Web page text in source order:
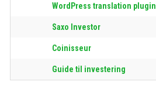
WordPress translation plugin
Saxo Investor
Coinisseur
Guide til investering